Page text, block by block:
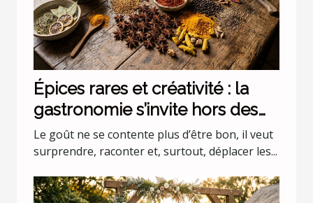
Épices rares et créativité : la
gastronomie s’invite hors des
codes
Le goût ne se contente plus d’être bon, il veut
surprendre, raconter et, surtout, déplacer les...